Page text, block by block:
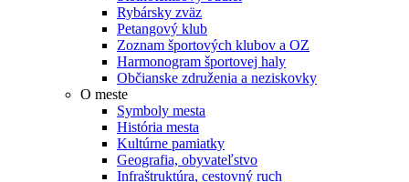
Rybársky zväz
Petangový klub
Zoznam športových klubov a OZ
Harmonogram športovej haly
Občianske združenia a neziskovky
O meste
Symboly mesta
História mesta
Kultúrne pamiatky
Geografia, obyvateľstvo
Infraštruktúra, cestovný ruch